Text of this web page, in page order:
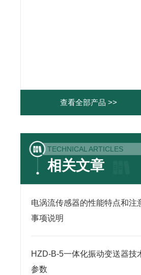
查看全部产品 >>
TECHNICAL ARTICLES
相关文章
电涡流传感器的性能特点和注
事项说明
HZD-B-5一体化振动变送器技
参数